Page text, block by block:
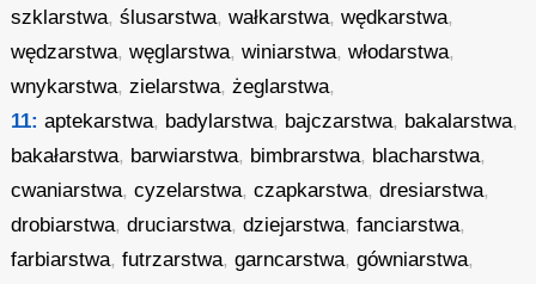
szklarstwa,ślusarstwa,wałkarstwa,wędkarstwa,
wędzarstwa,węglarstwa,winiarstwa,włodarstwa,
wnykarstwa,zielarstwa,żeglarstwa,
11: aptekarstwa, badylarstwa, bajczarstwa, bakalarstwa,
bakałarstwa, barwiarstwa, bimbrarstwa, blacharstwa,
cwaniarstwa,cyzelarstwa,czapkarstwa,dresiarstwa,
drobiarstwa,druciarstwa,dziejarstwa,fanciarstwa,
farbiarstwa,futrzarstwa,garncarstwa,gówniarstwa,